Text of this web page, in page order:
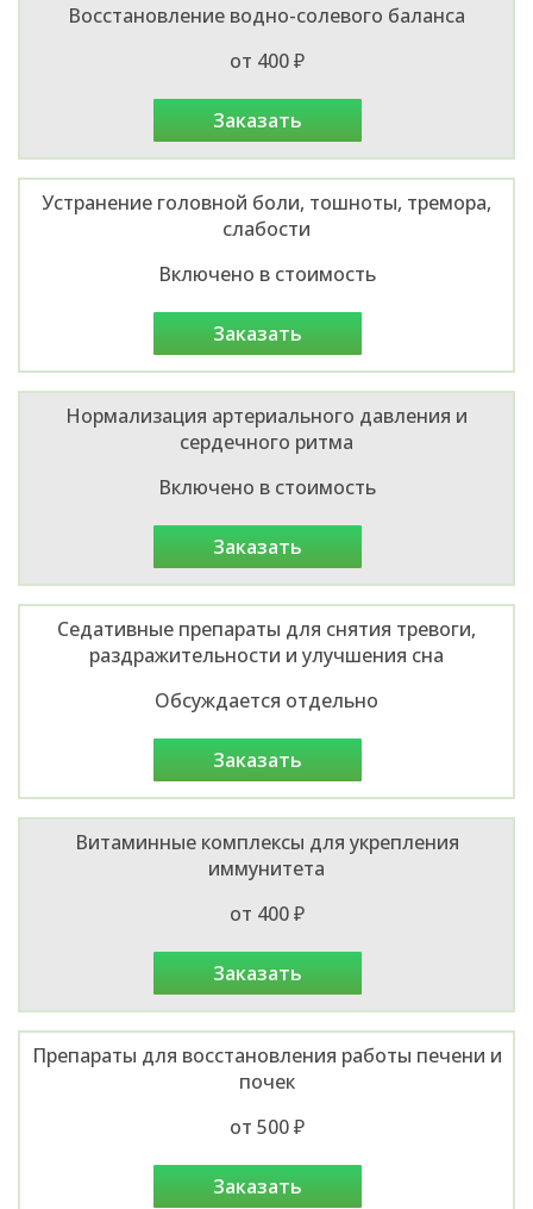
Восстановление водно-солевого баланса
от 400 ₽
заказать
Устранение головной боли, тошноты, тремора,
слабости
Включено в стоимость
заказать
Нормализация артериального давления и
сердечного ритма
Включено в стоимость
заказать
Седативные препараты для снятия тревоги,
раздражительности и улучшения сна
Обсуждается отдельно
заказать
Витаминные комплексы для укрепления
иммунитета
от 400 ₽
заказать
Препараты для восстановления работы печени и
почек
от 500 ₽
заказать